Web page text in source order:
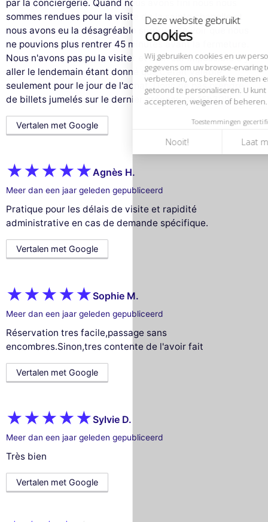
getoond te personaliseren. U kunt uw voorkeuren op elk moment
accepteren, weigeren of beheren.
Toestemmingen gecertificeerd door
Nooit! Laat me zien Dit is ok voor mik
par la conciergerie. Quand nous avons fini nous nous
sommes rendues pour la visite de la sainte chapelle et
nous avons eu la désagréable surprise de voir que nous
ne pouvions plus rentrer 45 minutes avant la fermeture.
Nous n'avons pas pu la visiter et bien sûr impossible d'y
aller le lendemain étant donné que c'était valable
seulement pour le jour de l'achat. Donc ne pas prendre
de billets jumelés sur le dernier créneau de 15h30!!!
Vertalen met Google
Agnès H.
Meer dan een jaar geleden gepubliceerd
Pratique pour les délais de visite et rapidité
administrative en cas de demande spécifique.
Vertalen met Google
Sophie M.
Meer dan een jaar geleden gepubliceerd
Réservation tres facile,passage sans
encombres.Sinon,tres contente de l'avoir fait
Vertalen met Google
Sylvie D.
Meer dan een jaar geleden gepubliceerd
Très bien
Vertalen met Google